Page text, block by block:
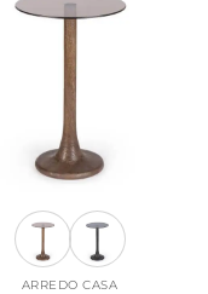
varianti.
Le
opzioni
possono
scelte
nella
del
prodotto
ARREDO CASA